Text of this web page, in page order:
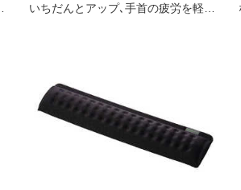
いちだんとアップ､手首の疲労を軽減